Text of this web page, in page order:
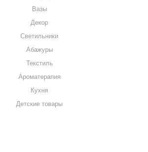
Вазы
Декор
Светильники
Абажуры
Текстиль
Ароматерапия
Кухня
Детские товары